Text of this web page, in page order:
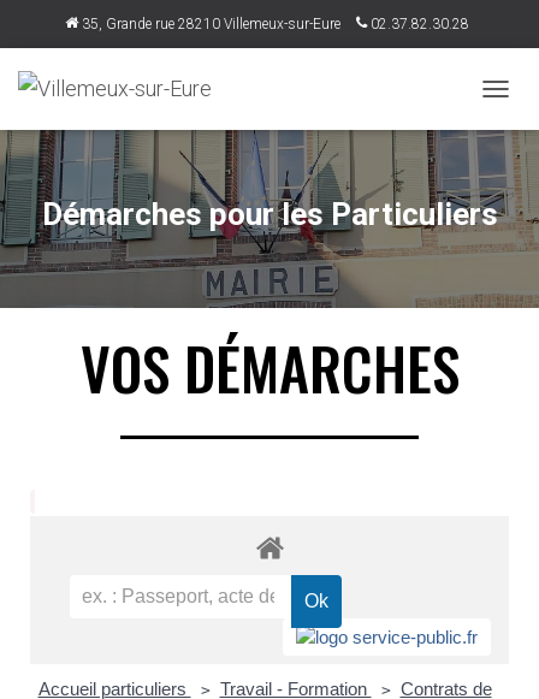
35, Grande rue 28210 Villemeux-sur-Eure 02.37.82.30.28
Démarches pour les Particuliers
VOS DÉMARCHES
Accueil particuliers > Travail - Formation > Contrats de